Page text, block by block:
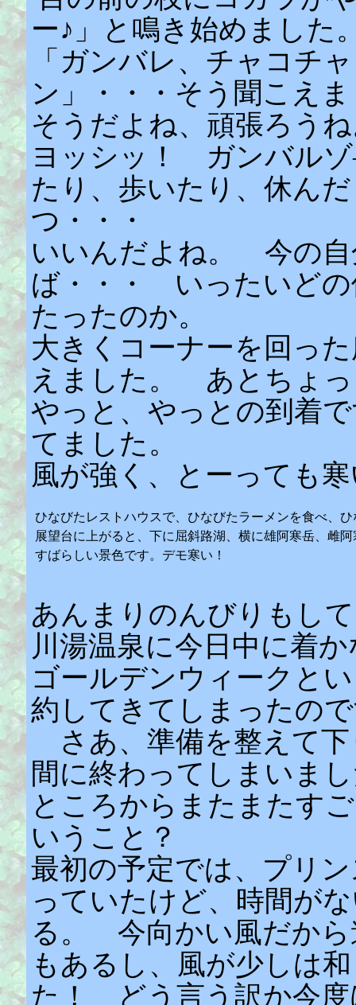
ー♪」と鳴き始めました
「ガンバレ、チャコチ
ン」・・・そう聞こえ
そうだよね、頑張ろう
ヨッシッ！ ガンバル
たり、歩いたり、休ん
つ・・・
いいんだよね。 今の自
ば・・・ いったいどの
たったのか。
大きくコーナーを回っ
えました。 あとちょ
やっと、やっとの到着
てました。
風が強く、とーっても
ひなびたレストハウスで、ひなびたラーメンを食べ、
展望台に上がると、下に屈斜路湖、横に雄阿寒岳、雌
すばらしい景色です。デモ寒い！
あんまりのんびりもし
川湯温泉に今日中に着
ゴールデンウィークと
約してきてしまったの
さあ、準備を整えて
間に終わってしまいま
ところからまたまたす
いうこと？
最初の予定では、プリ
っていたけど、時間が
る。 今向かい風だから
もあるし、風が少しは
た！ どう言う訳か今度